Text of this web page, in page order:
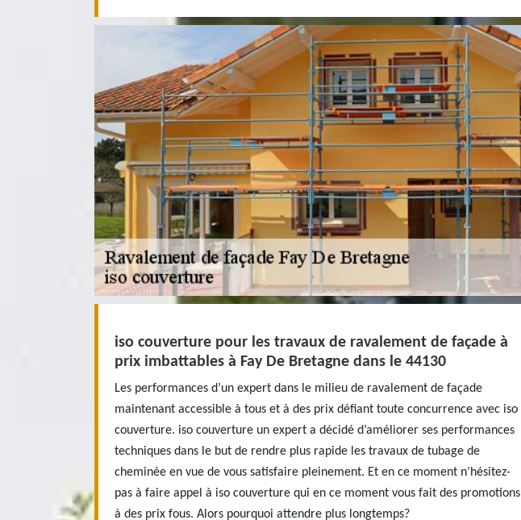
iso couverture pour les travaux de ravalement de façade à
prix imbattables à Fay De Bretagne dans le 44130
Les performances d’un expert dans le milieu de ravalement de façade
maintenant accessible à tous et à des prix défiant toute concurrence avec iso
couverture. iso couverture un expert a décidé d’améliorer ses performances
techniques dans le but de rendre plus rapide les travaux de tubage de
cheminée en vue de vous satisfaire pleinement. Et en ce moment n’hésitez-
pas à faire appel à iso couverture qui en ce moment vous fait des promotions
à des prix fous. Alors pourquoi attendre plus longtemps?